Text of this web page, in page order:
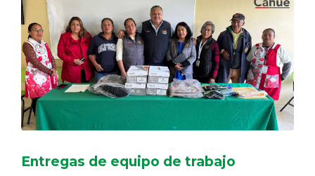
COORDINADORES
TRANSPARENCIA
Entregas de equipo de trabajo